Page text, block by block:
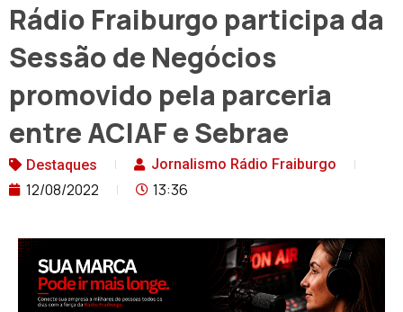
Rádio Fraiburgo participa da
Sessão de Negócios
promovido pela parceria
entre ACIAF e Sebrae
Destaques Jornalismo Rádio Fraiburgo
12/08/2022 13:36